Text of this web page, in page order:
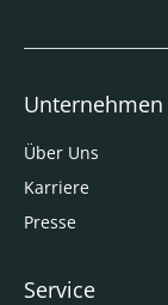
Unternehmen
Über Uns
Karriere
Presse
Service